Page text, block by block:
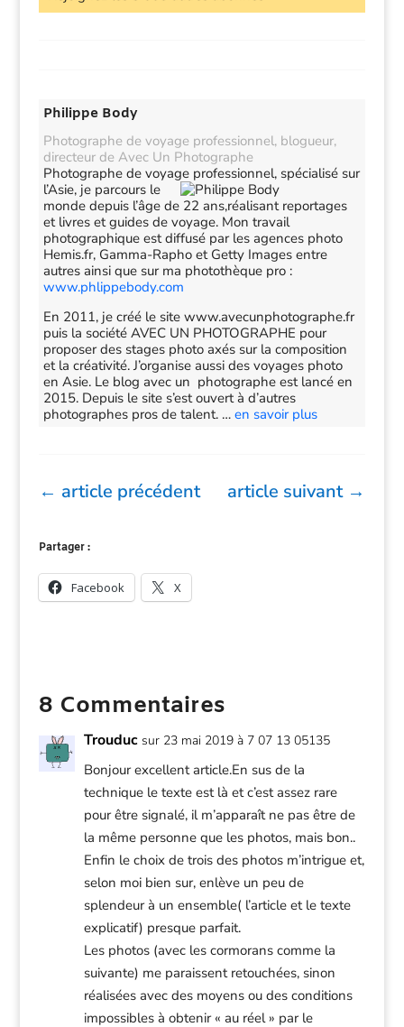
Philippe Body
Photographe de voyage professionnel, blogueur,
directeur de Avec Un Photographe
Photographe de voyage professionnel, spécialisé sur
l’Asie, je parcours le
monde depuis l’âge de 22 ans,réalisant reportages
et livres et guides de voyage. Mon travail
photographique est diffusé par les agences photo
Hemis.fr, Gamma-Rapho et Getty Images entre
autres ainsi que sur ma photothèque pro :
www.phlippebody.com
En 2011, je créé le site www.avecunphotographe.fr
puis la société AVEC UN PHOTOGRAPHE pour
proposer des stages photo axés sur la composition
et la créativité. J’organise aussi des voyages photo
en Asie. Le blog avec un photographe est lancé en
2015. Depuis le site s’est ouvert à d’autres
photographes pros de talent. … en savoir plus
← article précédent article suivant→
Partager :
Facebook X
8 Commentaires
Trouduc sur 23 mai 2019 à 7 07 13 05135
Bonjour excellent article.En sus de la
technique le texte est là et c’est assez rare
pour être signalé, il m’apparaît ne pas être de
la même personne que les photos, mais bon..
Enfin le choix de trois des photos m’intrigue et,
selon moi bien sur, enlève un peu de
splendeur à un ensemble( l’article et le texte
explicatif) presque parfait.
Les photos (avec les cormorans comme la
suivante) me paraissent retouchées, sinon
réalisées avec des moyens ou des conditions
impossibles à obtenir « au réel » par le